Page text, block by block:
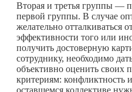
Вторая и третья группы —
первой группы. В случае
желательно отталкиваться
эффективности того или
получить достоверную
сотруднику, необходимо
объективно оценить своих
критериям: конфликтность